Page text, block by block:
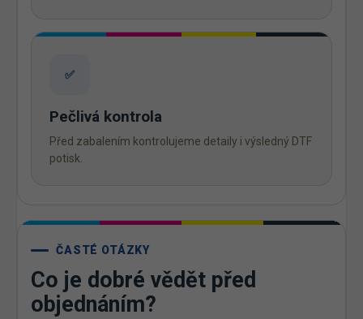
✅
Pečlivá kontrola
Před zabalením kontrolujeme detaily i výsledný DTF
potisk.
ČASTÉ OTÁZKY
Co je dobré vědět před
objednáním?